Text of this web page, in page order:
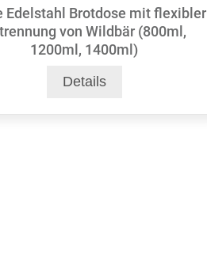
Edelstahl Brotdose mit flexibler
von Wildbär (800ml,
1200ml, 1400ml)
Details